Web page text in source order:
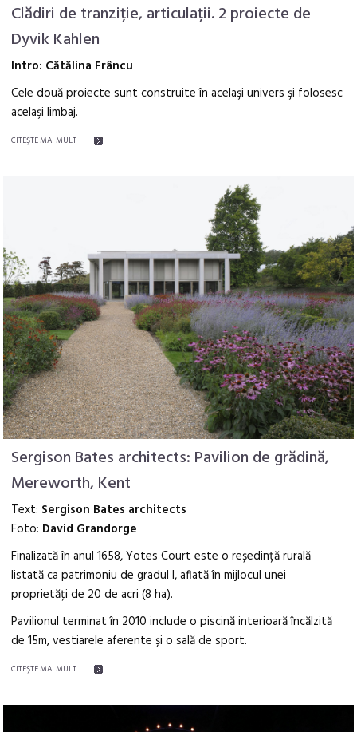
Clădiri de tranziție, articulații. 2 proiecte de
Dyvik Kahlen
Intro: Cătălina Frâncu
Cele două proiecte sunt construite în acelaşi univers şi folosesc
acelaşi limbaj.
CITEŞTE MAI MULT
Sergison Bates architects: Pavilion de grădină,
Mereworth, Kent
Text: Sergison Bates architects
Foto: David Grandorge
Finalizată în anul 1658, Yotes Court este o reședință rurală
listată ca patrimoniu de gradul I, aflată în mijlocul unei
proprietăți de 20 de acri (8 ha).
Pavilionul terminat în 2010 include o piscină interioară încălzită
de 15m, vestiarele aferente și o sală de sport.
CITEŞTE MAI MULT